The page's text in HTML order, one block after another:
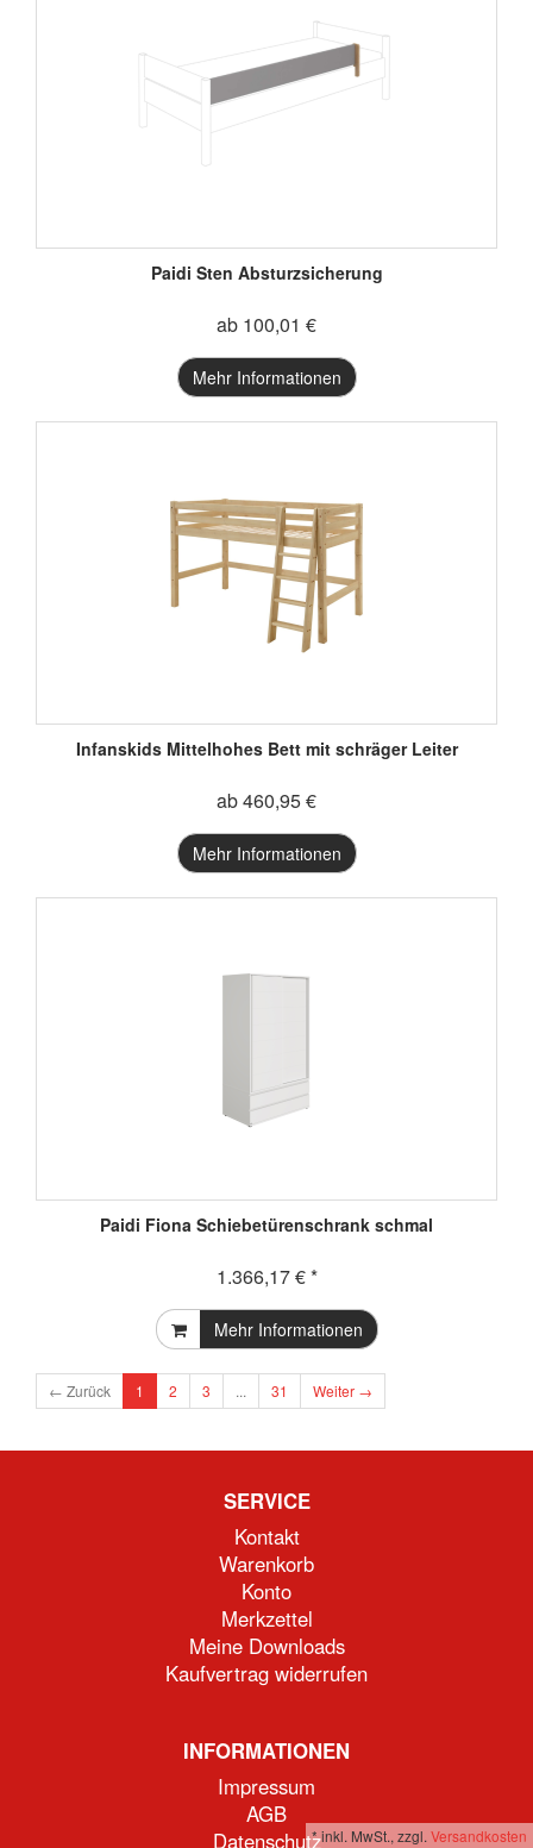
Paidi Sten Absturzsicherung
ab 100,01 €
Mehr Informationen
Infanskids Mittelhohes Bett mit schräger Leiter
ab 460,95 €
Mehr Informationen
Paidi Fiona Schiebetürenschrank schmal
1.366,17 € *
Mehr Informationen
← Zurück 1 2 3 ... 31 Weiter →
SERVICE
Kontakt
Warenkorb
Konto
Merkzettel
Meine Downloads
Kaufvertrag widerrufen
INFORMATIONEN
Impressum
AGB
Datenschutz
*inkl. MwSt., zzgl. Versandkosten